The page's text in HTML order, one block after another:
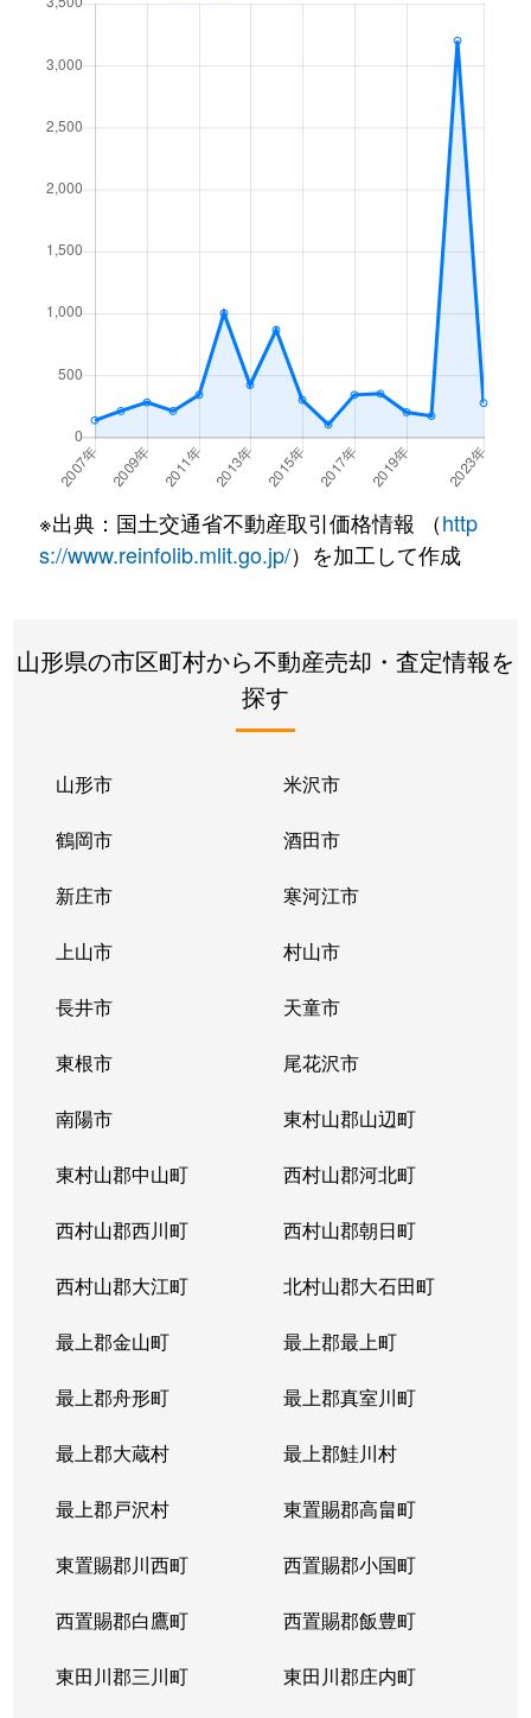
※出典：国土交通省不動産取引価格情報 （http
s://www.reinfolib.mlit.go.jp/）を加工して作成
山形県の市区町村から不動産売却・査定情報を
探す
山形市 米沢市
鶴岡市 酒田市
新庄市 寒河江市
上山市 村山市
長井市 天童市
東根市 尾花沢市
南陽市 東村山郡山辺町
東村山郡中山町 西村山郡河北町
西村山郡西川町 西村山郡朝日町
西村山郡大江町 北村山郡大石田町
最上郡金山町 最上郡最上町
最上郡舟形町 最上郡真室川町
最上郡大蔵村 最上郡鮭川村
最上郡戸沢村 東置賜郡高畠町
東置賜郡川西町 西置賜郡小国町
西置賜郡白鷹町 西置賜郡飯豊町
東田川郡三川町 東田川郡庄内町